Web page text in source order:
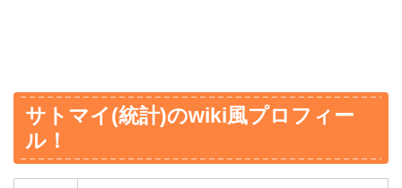
サトマイ(統計)のwiki風プロフィー
ル！